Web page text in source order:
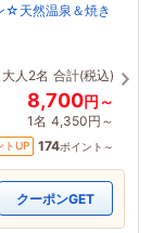
☆天然温泉＆焼き
大人2名 合計(税込)
8,700円～
1名 4,350円～
トUP 174ポイント～
クーポンGET